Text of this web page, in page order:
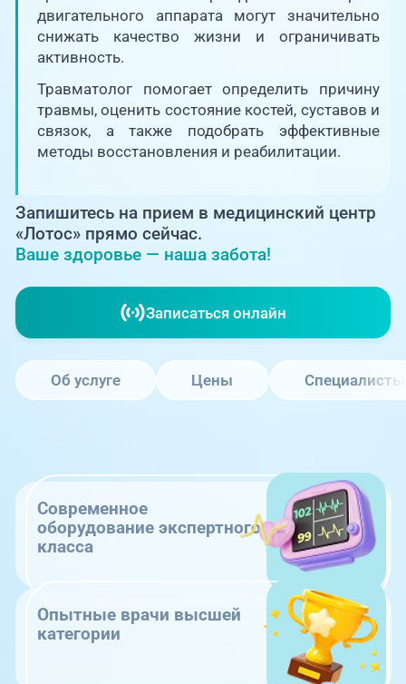
О клинике
Новости
PreventAGE
+7 (351) 220-00-03
запись на прием
+7 (351) 220-03-03
Центр амбулаторной
онкологической помощи
+7 (7142) 927-003
двигательного аппарата могут значительно
снижать качество жизни и ограничивать
активность.
Травматолог помогает определить причину
травмы, оценить состояние костей, суставов и
связок, а также подобрать эффективные
методы восстановления и реабилитации.
Запишитесь на прием в медицинский центр
«Лотос» прямо сейчас.
Ваше здоровье — наша забота!
Записаться онлайн
Об услуге Цены Специалисты
Современное
оборудование экспертного
класса
Опытные врачи высшей
категории